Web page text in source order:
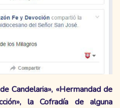
Candelaria», «Hermandad de
la Cofradía de alguna